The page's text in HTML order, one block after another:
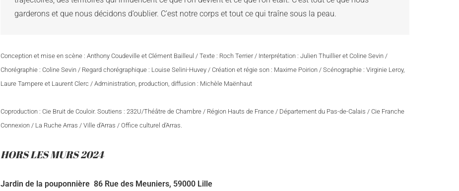
garderons et que nous décidons d’oublier. C’est notre corps et tout ce qui traîne sous la peau.
Conception et mise en scène : Anthony Coudeville et Clément Bailleul / Texte : Roch Terrier / Interprétation : Julien Thuillier et Coline Sevin /
Chorégraphie : Coline Sevin / Regard chorégraphique : Louise Selini-Huvey / Création et régie son : Maxime Poirion / Scénographie : Virginie Leroy,
Laure Tampere et Laurent Clerc / Administration, production, diffusion : Michèle Maënhaut
Coproduction : Cie Bruit de Couloir. Soutiens : 232U/Théâtre de Chambre / Région Hauts de France / Département du Pas-de-Calais / Cie Franche
Connexion / La Ruche Arras / Ville d’Arras / Office culturel d’Arras.
HORS LES MURS 2024
Jardin de la pouponnière 86 Rue des Meuniers, 59000 Lille